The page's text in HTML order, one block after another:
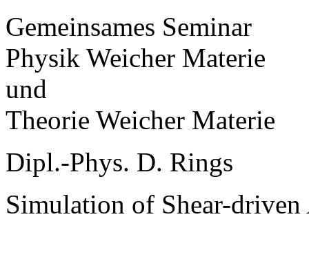
Gemeinsames Seminar
Physik Weicher Materie
und
Theorie Weicher Materie
Dipl.-Phys. D. Rings
Simulation of Shear-